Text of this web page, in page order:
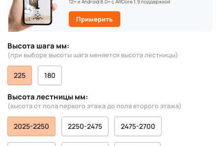
12+ и Android 8.0+ с ARCore 1.9 поддержкой
Примерить
Высота шага мм:
(при выборе высоты шага меняется высота лестницы)
225 180
Высота лестницы мм:
(высота от пола первого этажа до пола второго этажа)
2025-2250 2250-2475 2475-2700